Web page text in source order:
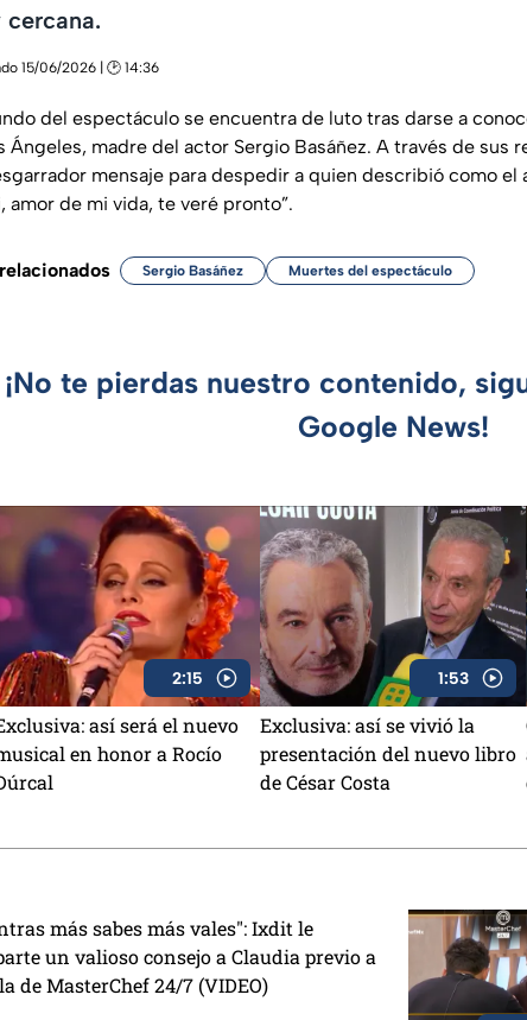
cercana.
15/06/2026 | 🕑 14:36
del espectáculo se encuentra de luto tras darse a
Ángeles, madre del actor Sergio Basáñez. A través de sus
mensaje para despedir a quien describió como el
amor de mi vida, te veré pronto”.
Sergio Basáñez Muertes del espectáculo
¡No te pierdas nuestro contenido,
Google News!
2:15
así será el nuevo
en honor a Rocío
1:53
Exclusiva: así se vivió la
presentación del nuevo libro
de César Costa
más sabes más vales": Ixdit le
un valioso consejo a Claudia previo a
de MasterChef 24/7 (VIDEO)